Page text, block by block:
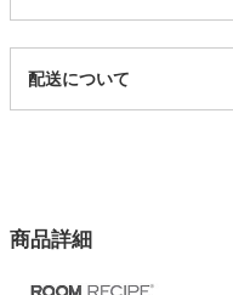
549893
幅140×奥行195×高さ7(cm)
配送について
商品詳細